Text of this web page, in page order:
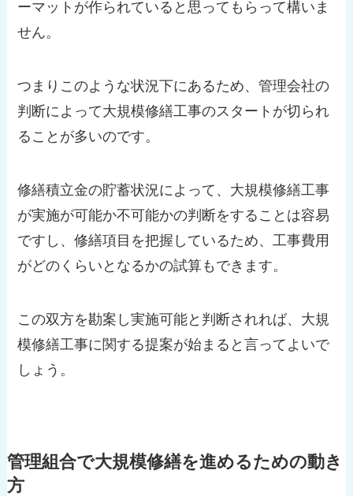
ーマットが作られていると思ってもらって構いま
せん。
つまりこのような状況下にあるため、管理会社の
判断によって大規模修繕工事のスタートが切られ
ることが多いのです。
修繕積立金の貯蓄状況によって、大規模修繕工事
が実施が可能か不可能かの判断をすることは容易
ですし、修繕項目を把握しているため、工事費用
がどのくらいとなるかの試算もできます。
この双方を勘案し実施可能と判断されれば、大規
模修繕工事に関する提案が始まると言ってよいで
しょう。
管理組合で大規模修繕を進めるための動き
方